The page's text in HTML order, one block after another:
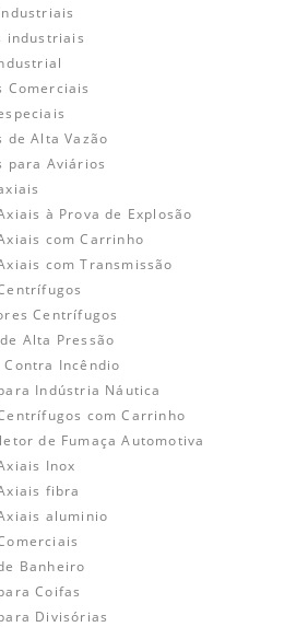
industriais
Comerciais
de Alta Vazão
para Aviários
à Prova de Explosão
com Carrinho
com Transmissão
Centrífugos
Alta Pressão
Contra Incêndio
Indústria Náutica
com Carrinho
de Fumaça Automotiva
Inox
fibra
aluminio
Banheiro
Coifas
Divisórias